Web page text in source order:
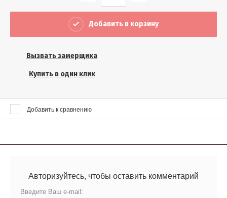
Добавить в корзину
Вызвать замерщика
Купить в один клик
Добавить к сравнению
Авторизуйтесь, чтобы оставить комментарий
Введите Ваш e-mail:
Результатов на странице: